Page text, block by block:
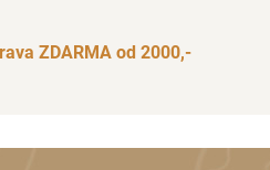
ZDARMA od 2000,-